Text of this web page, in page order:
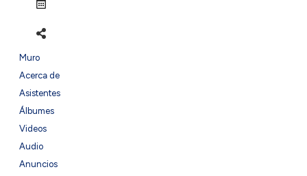
Muro
Acerca de
Asistentes
Álbumes
Videos
Audio
Anuncios